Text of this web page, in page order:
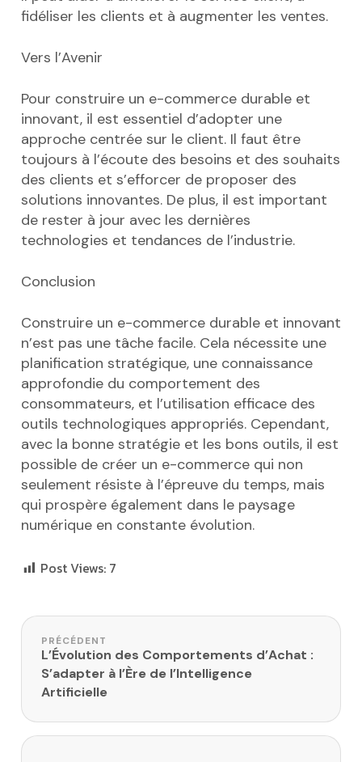
fidéliser les clients et à augmenter les ventes.
Vers l’Avenir
Pour construire un e-commerce durable et
innovant, il est essentiel d’adopter une
approche centrée sur le client. Il faut être
toujours à l’écoute des besoins et des souhaits
des clients et s’efforcer de proposer des
solutions innovantes. De plus, il est important
de rester à jour avec les dernières
technologies et tendances de l’industrie.
Conclusion
Construire un e-commerce durable et innovant
n’est pas une tâche facile. Cela nécessite une
planification stratégique, une connaissance
approfondie du comportement des
consommateurs, et l’utilisation efficace des
outils technologiques appropriés. Cependant,
avec la bonne stratégie et les bons outils, il est
possible de créer un e-commerce qui non
seulement résiste à l’épreuve du temps, mais
qui prospère également dans le paysage
numérique en constante évolution.
Post Views: 7
Navigation de l’article
PRÉCÉDENT
L’Évolution des Comportements d’Achat :
S’adapter à l’Ère de l’Intelligence
Artificielle